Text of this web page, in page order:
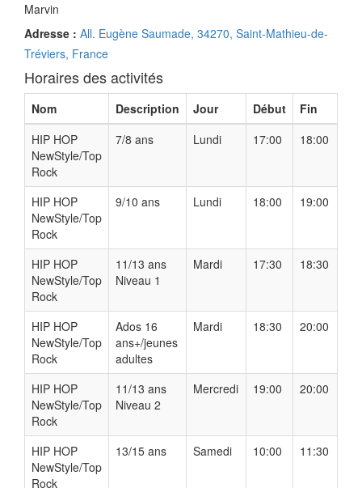
Marvin
Adresse : All. Eugène Saumade, 34270, Saint-Mathieu-de-
Tréviers, France
Horaires des activités
Nom Description Jour Début
Fin
HIP HOP
NewStyle/Top
Rock
7/8 ans Lundi 17:00 18:00
HIP HOP
NewStyle/Top
Rock
9/10 ans Lundi 18:00 19:00
HIP HOP
NewStyle/Top
Rock
11/13 ans
Niveau 1
Mardi 17:30 18:30
HIP HOP
NewStyle/Top
Rock
Ados 16
ans+/jeunes
adultes
Mardi 18:30 20:00
HIP HOP
NewStyle/Top
Rock
11/13 ans
Niveau 2
Mercredi 19:00 20:00
HIP HOP
NewStyle/Top
Rock
13/15 ans Samedi 10:00 11:30